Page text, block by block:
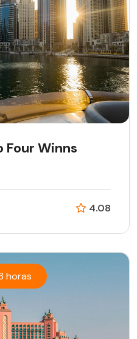
Four Winns
4.08
horas